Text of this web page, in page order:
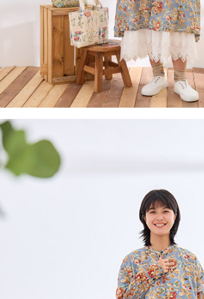
１．透過由恩沛科技股份有限公司提供之「
易，需依本服務之必要範圍內提供個人資料，並
權轉讓予恩沛科技股份有限公司。
２．關於個人資料處理事宜，請瀏覽以下網址：
https://aftee.tw/terms/#terms3
３．未成年的使用者請事先徵得法定代理人或監
「AFTEE先享後付」，若未經同意申辦者引起之
任。
４．使用「AFTEE先享後付」時，將依據個別帳
時審查核予不同之上限額度；若仍有額度不足之情
請求用戶進行身份認證。
５．嚴禁一人註冊多個帳號或使用他人資訊註冊
恩沛科技股份有限公司將有權停止該用戶之使用額
每筆NT$100，滿NT$2,000(含以上)免運費
黑貓宅急便(包裹尺寸90cm以下)
每筆NT$140，滿NT$2,000(含以上)免運費